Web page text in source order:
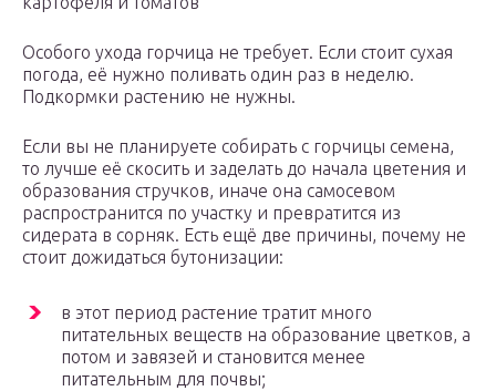
Особого ухода горчица не требует. Если стоит сухая
погода, её нужно поливать один раз в неделю.
Подкормки растению не нужны.
Если вы не планируете собирать с горчицы семена,
то лучше её скосить и заделать до начала цветения и
образования стручков, иначе она самосевом
распространится по участку и превратится из
сидерата в сорняк. Есть ещё две причины, почему не
стоит дожидаться бутонизации:
в этот период растение тратит много
питательных веществ на образование цветков, а
потом и завязей и становится менее
питательным для почвы;